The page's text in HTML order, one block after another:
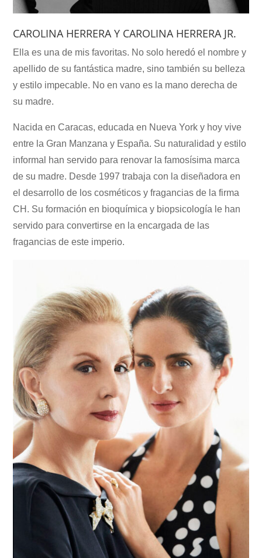
CAROLINA HERRERA Y CAROLINA HERRERA JR.
Ella es una de mis favoritas. No solo heredó el nombre y
apellido de su fantástica madre, sino también su belleza
y estilo impecable. No en vano es la mano derecha de
su madre.
Nacida en Caracas, educada en Nueva York y hoy vive
entre la Gran Manzana y España. Su naturalidad y estilo
informal han servido para renovar la famosísima marca
de su madre. Desde 1997 trabaja con la diseñadora en
el desarrollo de los cosméticos y fragancias de la firma
CH. Su formación en bioquímica y biopsicología le han
servido para convertirse en la encargada de las
fragancias de este imperio.